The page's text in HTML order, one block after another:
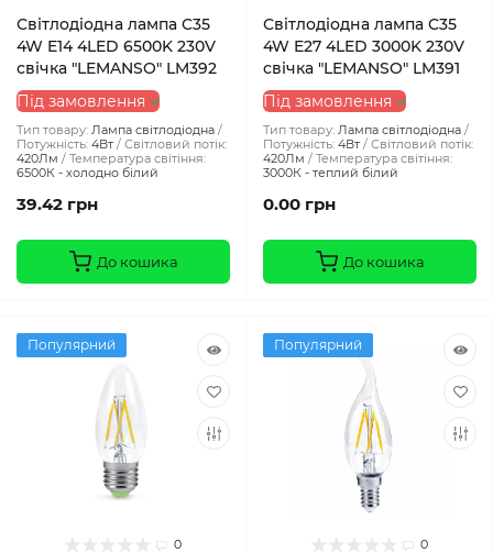
Світлодіодна лампа C35
4W E14 4LED 6500K 230V
свічка "LEMANSO" LM392
Під замовлення
Тип товару: Лампа світлодіодна
Потужність: 4Вт
Світловий потік:
420Лм
Температура світіння:
6500К - холодно білий
39.42 грн
До кошика
Світлодіодна лампа C35
4W E27 4LED 3000K 230V
свічка "LEMANSO" LM391
Під замовлення
Тип товару: Лампа світлодіодна
Потужність: 4Вт
Світловий потік:
420Лм
Температура світіння:
3000К - теплий білий
0.00 грн
До кошика
Популярний
0
Популярний
0